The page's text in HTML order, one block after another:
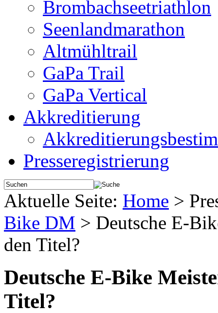
Brombachseetriathlon
Seenlandmarathon
Altmühltrail
GaPa Trail
GaPa Vertical
Akkreditierung
Presseregistrierung
Aktuelle Seite: Home >
Bike DM > Deutsche E-
den Titel?
Deutsche E-Bike
Titel?